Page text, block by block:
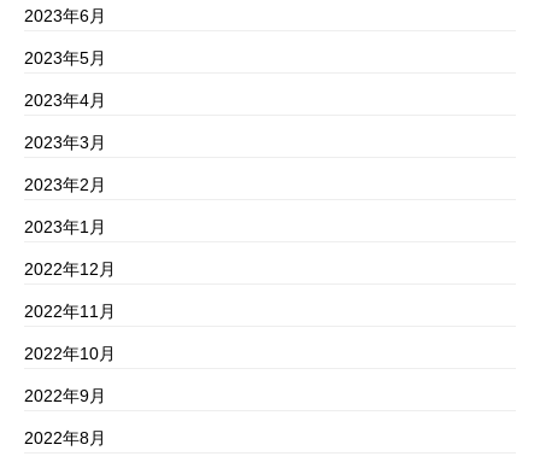
2023年6月
2023年5月
2023年4月
2023年3月
2023年2月
2023年1月
2022年12月
2022年11月
2022年10月
2022年9月
2022年8月